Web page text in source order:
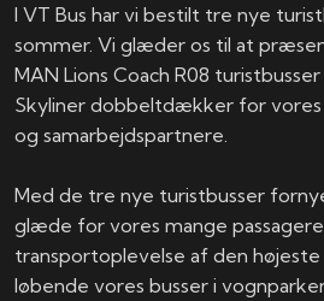
I VT Bus har vi bestilt tre nye
sommer. Vi glæder os til at
MAN Lions Coach R08
Skyliner dobbeltdækker for vores
og samarbejdspartnere.
Med de tre nye turistbusser
glæde for vores mange
transportoplevelse af den
løbende vores busser i